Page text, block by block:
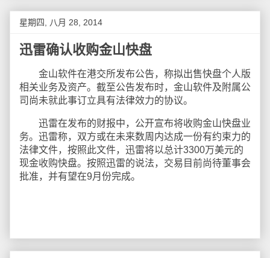
星期四, 八月 28, 2014
迅雷确认收购金山快盘
金山软件在港交所发布公告，称拟出售快盘个人版
相关业务及资产。截至公告发布时，金山软件及附属公
司尚未就此事订立具有法律效力的协议。
迅雷在发布的财报中，公开宣布将收购金山快盘业
务。迅雷称，双方或在未来数周内达成一份有约束力的
法律文件，按照此文件，迅雷将以总计3300万美元的
现金收购快盘。按照迅雷的说法，交易目前尚待董事会
批准，并有望在9月份完成。